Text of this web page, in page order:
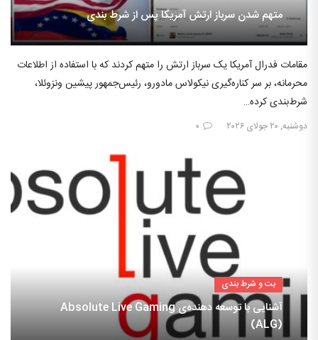
متهم شدن سرباز ارتش آمریکا پس از شرط بندی
مقامات فدرال آمریکا یک سرباز ارتش را متهم کردند که با استفاده از اطلاعات
محرمانه، بر سر کناره‌گیری نیکولاس مادورو، رئیس‌جمهور پیشین ونزوئلا،
شرط‌بندی کرده…
دوشنبه, ۲۰ جولای ۲۰۲۶ ۰
بت و شرط بندی
آشنایی با توسعه دهنده‌ی Absolute Live Gaming
(ALG)